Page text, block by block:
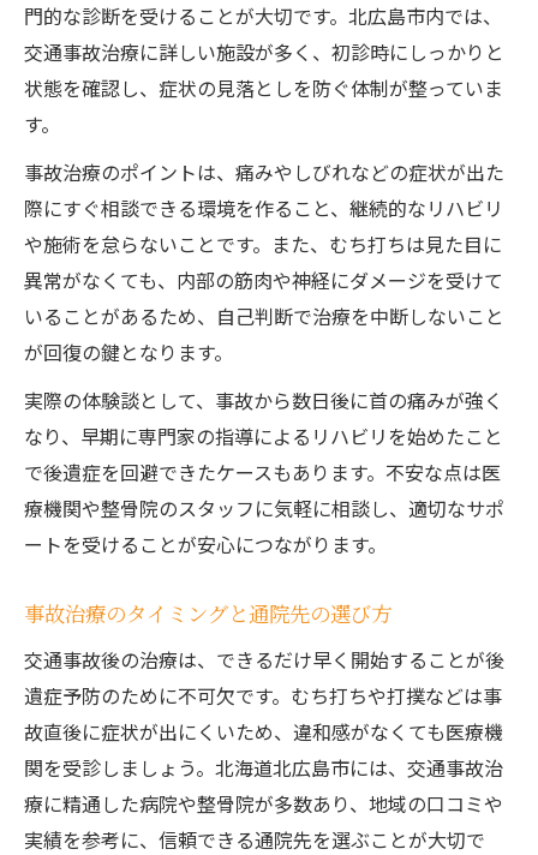
門的な診断を受けることが大切です。北広島市内では、
交通事故治療に詳しい施設が多く、初診時にしっかりと
状態を確認し、症状の見落としを防ぐ体制が整っていま
す。
事故治療のポイントは、痛みやしびれなどの症状が出た
際にすぐ相談できる環境を作ること、継続的なリハビリ
や施術を怠らないことです。また、むち打ちは見た目に
異常がなくても、内部の筋肉や神経にダメージを受けて
いることがあるため、自己判断で治療を中断しないこと
が回復の鍵となります。
実際の体験談として、事故から数日後に首の痛みが強く
なり、早期に専門家の指導によるリハビリを始めたこと
で後遺症を回避できたケースもあります。不安な点は医
療機関や整骨院のスタッフに気軽に相談し、適切なサポ
ートを受けることが安心につながります。
事故治療のタイミングと通院先の選び方
交通事故後の治療は、できるだけ早く開始することが後
遺症予防のために不可欠です。むち打ちや打撲などは事
故直後に症状が出にくいため、違和感がなくても医療機
関を受診しましょう。北海道北広島市には、交通事故治
療に精通した病院や整骨院が多数あり、地域の口コミや
実績を参考に、信頼できる通院先を選ぶことが大切で